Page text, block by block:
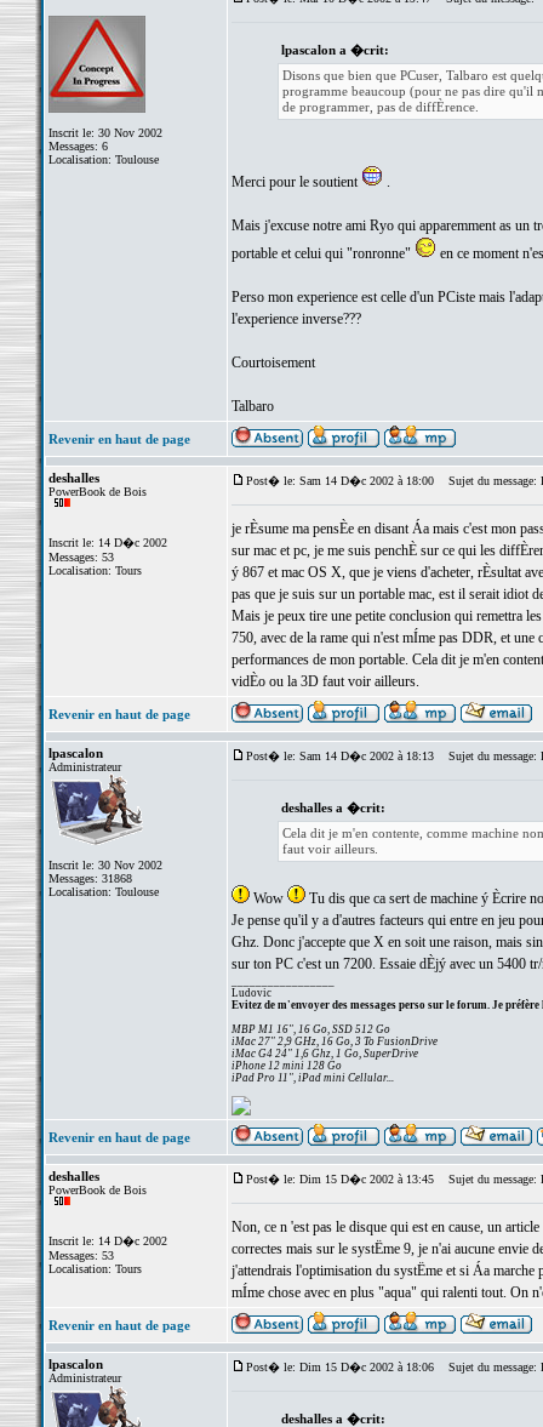
Inscrit le: 30 Nov 2002
Messages: 6
Localisation: Toulouse
lpascalon a �crit:
Disons que bien que PCuser, Talbaro est
programme beaucoup (pour ne pas dire qu'il
de programmer, pas de diffÈrence.
Merci pour le soutient .
Mais j'excuse notre ami Ryo qui apparemment as un
portable et celui qui "ronronne"
en ce moment
Perso mon experience est celle d'un PCiste mais
l'experience inverse???
Courtoisement
Talbaro
Revenir en haut de page
deshalles
PowerBook de Bois
Inscrit le: 14 D�c 2002
Messages: 53
Localisation: Tours
Post� le: Sam 14 D�c 2002 à 18:00 Sujet du message:
je rÈsume ma pensÈe en disant Áa mais c'est mon
sur mac et pc, je me suis penchÈ sur ce qui les
ý 867 et mac OS X, que je viens d'acheter, rÈsultat
pas que je suis sur un portable mac, est il serait idiot
Mais je peux tire une petite conclusion qui remettra
750, avec de la rame qui n'est mÍme pas DDR, et
performances de mon portable. Cela dit je m'en
vidÈo ou la 3D faut voir ailleurs.
Revenir en haut de page
lpascalon
Administrateur
Inscrit le: 30 Nov 2002
Messages: 31868
Localisation: Toulouse
Post� le: Sam 14 D�c 2002 à 18:13 Sujet du message:
deshalles a �crit:
Cela dit je m'en contente, comme machine
faut voir ailleurs.
Wow
Tu dis que ca sert de machine ý Ècrire
Je pense qu'il y a d'autres facteurs qui entre en jeu
Ghz. Donc j'accepte que X en soit une raison, mais
sur ton PC c'est un 7200. Essaie dÈjý avec un 5400
Ludovic
Evitez de m'envoyer des messages perso sur le forum. Je préfère
MBP M1 16", 16 Go, SSD 512 Go
iMac 27" 2,9 GHz, 16 Go, 3 To FusionDrive
iMac G4 24" 1,6 Ghz, 1 Go, SuperDrive
iPhone 12 mini 128 Go
iPad Pro 11", iPad mini Cellular...
Revenir en haut de page
deshalles
PowerBook de Bois
Inscrit le: 14 D�c 2002
Messages: 53
Localisation: Tours
Post� le: Dim 15 D�c 2002 à 13:45 Sujet du message:
Non, ce n 'est pas le disque qui est en cause, un
correctes mais sur le systËme 9, je n'ai aucune envie
j'attendrais l'optimisation du systËme et si Áa marche
mÍme chose avec en plus "aqua" qui ralenti tout. On
Revenir en haut de page
lpascalon
Administrateur
Post� le: Dim 15 D�c 2002 à 18:06 Sujet du message:
deshalles a �crit: